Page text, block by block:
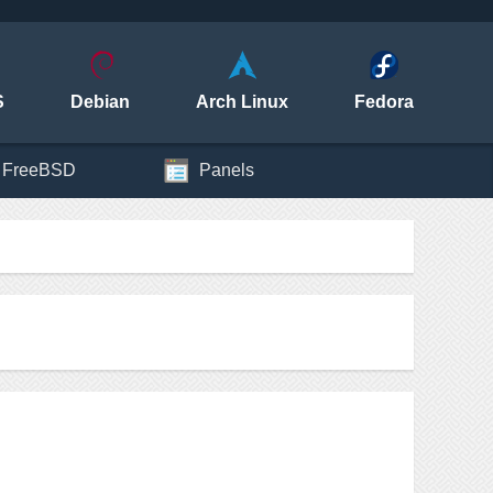
Debian Arch Linux Fedora
FreeBSD Panels